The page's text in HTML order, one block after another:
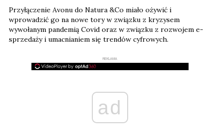
Przyłączenie Avonu do Natura &Co miało ożywić i
wprowadzić go na nowe tory w związku z kryzysem
wywołanym pandemią Covid oraz w związku z rozwojem e-
sprzedaży i umacnianiem się trendów cyfrowych.
REKLAMA
ad